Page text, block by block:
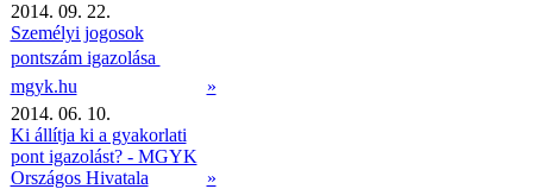
2014. 09. 22.
Személyi jogosok
pontszám igazolása 
mgyk.hu
»
2014. 06. 10.
Ki állítja ki a gyakorlati
pont igazolást? - MGYK
Országos Hivatala
»